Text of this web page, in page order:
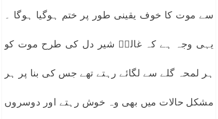
سے موت کا خوف یقینی طور پر ختم ہوگیا ہوگا ۔
یہی وجہ ہے کہ غالبؔ شیر دل کی طرح موت کو
ہر لمحہ گلے سے لگائے رہتے تھے جس کی بنا پر ہر
مشکل حالات میں بھی وہ خوش رہتے اور دوسروں